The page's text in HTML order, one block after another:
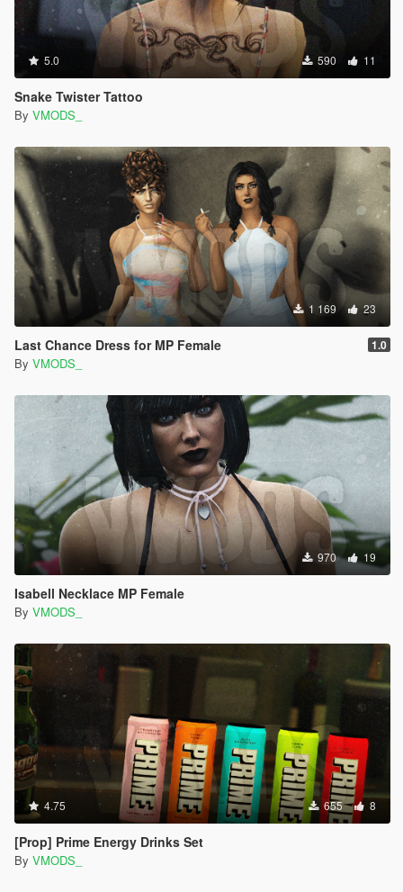
5.0 590 11
Snake Twister Tattoo
By VMODS_
1 169 23
Last Chance Dress for MP Female 1.0
By VMODS_
970 19
Isabell Necklace MP Female
By VMODS_
4.75 655 8
[Prop] Prime Energy Drinks Set
By VMODS_